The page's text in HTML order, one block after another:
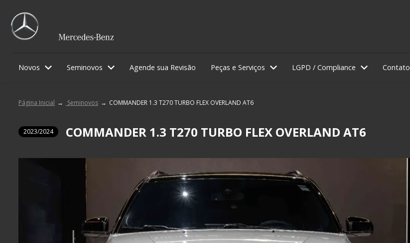
Novos Seminovos Agende sua Revisão Peças e Serviços LGPD / Compliance Contato
Página Inicial Seminovos COMMANDER 1.3 T270 TURBO FLEX OVERLAND AT6
2023/2024 COMMANDER 1.3 T270 TURBO FLEX OVERLAND AT6